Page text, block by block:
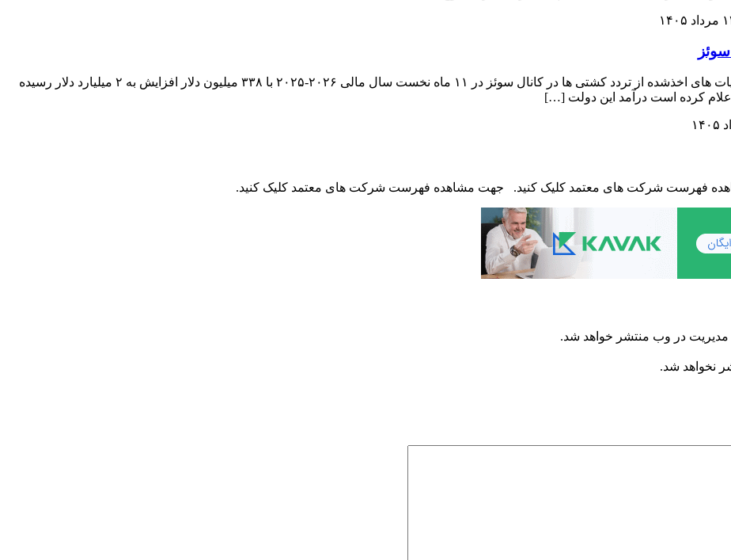
۱۴۰۵
مالیات ۲ میلیارد دلاری مصر از تردد کشتی ها در کانال سوئز مالیات های اخذشده از تردد کشتی ها در کانال سوئز در ۱۱ ماه نخست سال مالی ۲۰۲۶-۲۰۲۵ با ۳۳۸ میلیون دلار افزایش به ۲ میلیارد دلار رسیده
فهرست شرکت های معتمد کلیک کنید. جهت مشاهده فهرست شرکت های معتمد کلیک کنید.
مدیریت در وب منتشر خواهد شد.
نخواهد شد.